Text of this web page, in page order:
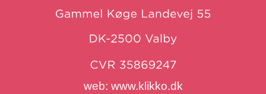
web: www.klikko.dk